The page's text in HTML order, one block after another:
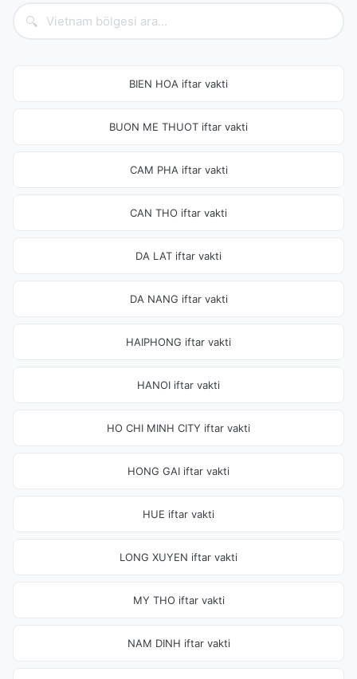
🔍
BIEN HOA iftar vakti
BUON ME THUOT iftar vakti
CAM PHA iftar vakti
CAN THO iftar vakti
DA LAT iftar vakti
DA NANG iftar vakti
HAIPHONG iftar vakti
HANOI iftar vakti
HO CHI MINH CITY iftar vakti
HONG GAI iftar vakti
HUE iftar vakti
LONG XUYEN iftar vakti
MY THO iftar vakti
NAM DINH iftar vakti